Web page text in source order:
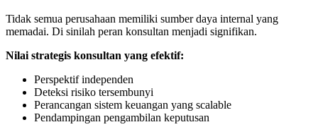
Tidak semua perusahaan memiliki sumber daya internal yang
memadai. Di sinilah peran konsultan menjadi signifikan.
Nilai strategis konsultan yang efektif:
Perspektif independen
Deteksi risiko tersembunyi
Perancangan sistem keuangan yang scalable
Pendampingan pengambilan keputusan